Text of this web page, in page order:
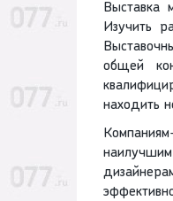
Выставка
Изучить
общей
находить